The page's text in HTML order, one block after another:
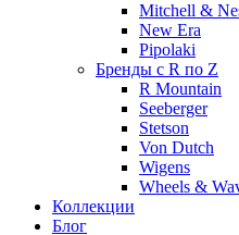
Mitchell &
New Era
Pipolaki
Бренды с R по Z
R Mountain
Seeberger
Stetson
Von Dutch
Wigens
Wheels &
Коллекции
Блог